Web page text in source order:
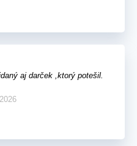
aj darček ,ktorý potešil.